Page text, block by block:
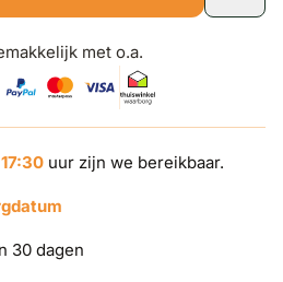
met o.a.
17:30 uur zijn we bereikbaar.
30 dagen